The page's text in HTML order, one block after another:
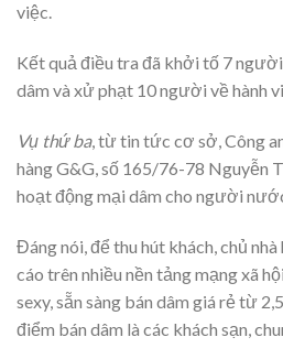
việc.
Kết quả điều tra đã khởi tố 7
dâm và xử phạt 10 người về hành
Vụ thứ ba, từ tin tức cơ sở, Công
hàng G&G, số 165/76-78 Nguyễn
hoạt động mại dâm cho người
Đáng nói, để thu hút khách, chủ
cáo trên nhiều nền tảng mạng xã
sexy, sẵn sàng bán dâm giá rẻ từ
điểm bán dâm là các khách sạn,